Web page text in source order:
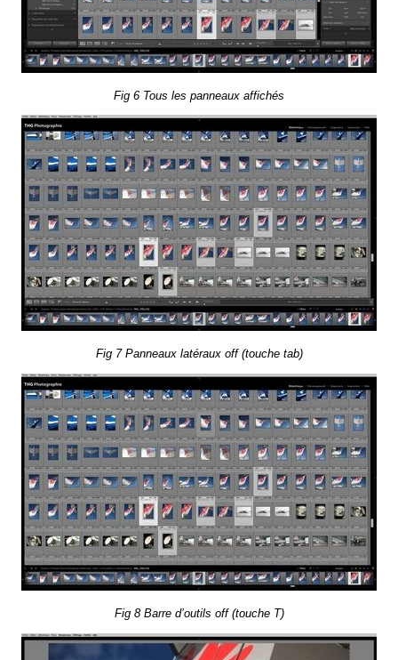
Fig 6 Tous les pan­neaux af­fi­chés
Fig 7 Pan­neaux la­té­raux off (touche tab)
Fig 8 Barre d’ou­tils off (touche T)